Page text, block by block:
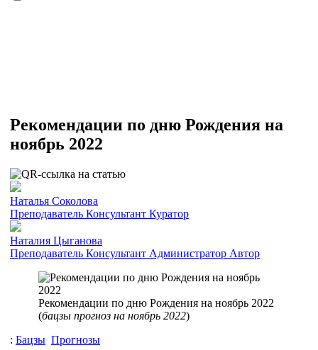
Рекомендации по дню Рождения на
ноябрь 2022
Наталья Соколова
Преподаватель Консультант Куратор
Наталия Цыганова
Преподаватель Консультант Администратор Автор
Рекомендации по дню Рождения на ноябрь 2022
(бацзы прогноз на ноябрь 2022)
: Бацзы Прогнозы